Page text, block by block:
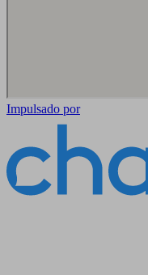
Impulsado por